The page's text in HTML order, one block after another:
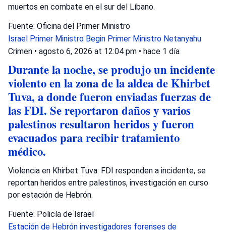
muertos en combate en el sur del Líbano.
Fuente: Oficina del Primer Ministro
Israel Primer Ministro Begin Primer Ministro Netanyahu
Crimen • agosto 6, 2026 at 12:04 pm • hace 1 día
Durante la noche, se produjo un incidente
violento en la zona de la aldea de Khirbet
Tuva, a donde fueron enviadas fuerzas de
las FDI. Se reportaron daños y varios
palestinos resultaron heridos y fueron
evacuados para recibir tratamiento
médico.
Violencia en Khirbet Tuva: FDI responden a incidente, se
reportan heridos entre palestinos, investigación en curso
por estación de Hebrón.
Fuente: Policía de Israel
Estación de Hebrón investigadores forenses de